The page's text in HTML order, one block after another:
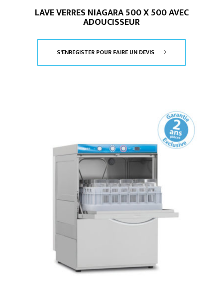
LAVE VERRES NIAGARA 500 X 500 AVEC
ADOUCISSEUR
S'ENREGISTER POUR FAIRE UN DEVIS